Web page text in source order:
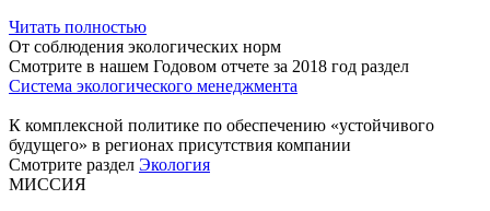
Читать полностью
От соблюдения экологических норм
Смотрите в нашем Годовом отчете за 2018 год раздел
Система экологического менеджмента
К комплексной политике по обеспечению «устойчивого
будущего» в регионах присутствия компании
Смотрите раздел Экология
МИССИЯ